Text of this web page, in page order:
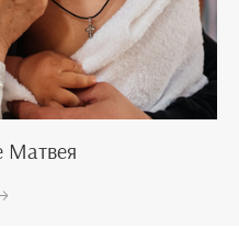
Матвея